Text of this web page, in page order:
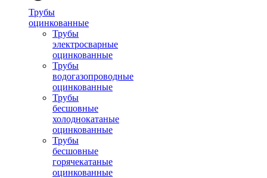
Трубы
оцинкованные
Трубы
электросварные
оцинкованные
Трубы
водогазопроводные
оцинкованные
Трубы
бесшовные
холоднокатаные
оцинкованные
Трубы
бесшовные
горячекатаные
оцинкованные